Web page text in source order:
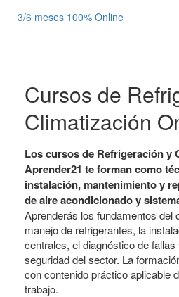
3/6 meses 100% Online
Cursos de
Climatización
Los cursos de Refrigeración y
Aprender21 te forman como
instalación, mantenimiento y
de aire acondicionado y
Aprenderás los fundamentos del
manejo de refrigerantes, la
centrales, el diagnóstico de
seguridad del sector. La
con contenido práctico aplicable
trabajo.